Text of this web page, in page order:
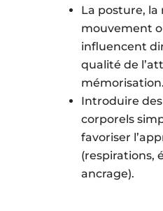
La posture, la
mouvement
influencent
qualité de
mémorisation.
Introduire
corporels
favoriser
(respirations,
ancrage).